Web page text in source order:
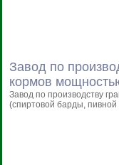
Завод по
кормов
Завод по производству
(спиртовой барды,